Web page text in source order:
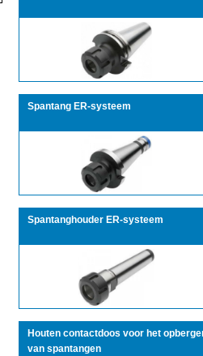
Spantang ER-systeem
Spantanghouder ER-systeem
Houten contactdoos voor het
van spantangen